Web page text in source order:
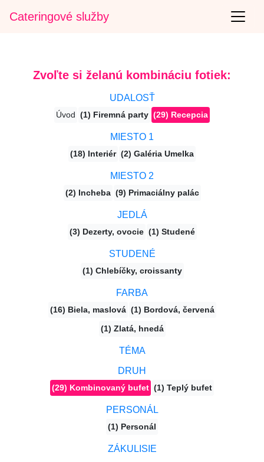
Cateringové služby
Zvoľte si želanú kombináciu fotiek:
UDALOSŤ
Úvod (1) Firemná party (29) Recepcia
MIESTO 1
(18) Interiér (2) Galéria Umelka
MIESTO 2
(2) Incheba (9) Primaciálny palác
JEDLÁ
(3) Dezerty, ovocie (1) Studené
STUDENÉ
(1) Chlebíčky, croissanty
FARBA
(16) Biela, maslová (1) Bordová, červená
(1) Zlatá, hnedá
TÉMA
DRUH
(29) Kombinovaný bufet (1) Teplý bufet
PERSONÁL
(1) Personál
ZÁKULISIE